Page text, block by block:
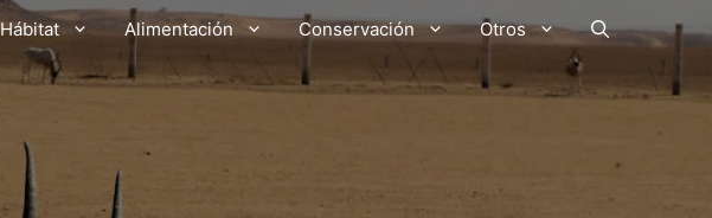
Hábitat Alimentación Conservación Otros